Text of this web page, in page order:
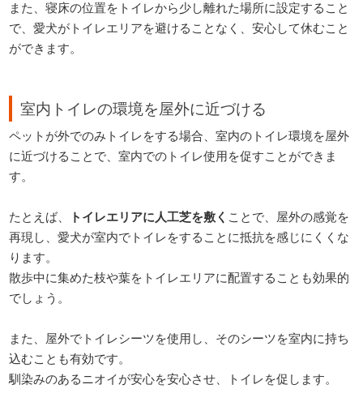
また、寝床の位置をトイレから少し離れた場所に設定すること
で、愛犬がトイレエリアを避けることなく、安心して休むこと
ができます。
室内トイレの環境を屋外に近づける
ペットが外でのみトイレをする場合、室内のトイレ環境を屋外
に近づけることで、室内でのトイレ使用を促すことができま
す。
たとえば、 トイレエリアに人工芝を敷く ことで、屋外の感覚を
再現し、愛犬が室内でトイレをすることに抵抗を感じにくくな
ります。
散歩中に集めた枝や葉をトイレエリアに配置することも効果的
でしょう。
また、屋外でトイレシーツを使用し、そのシーツを室内に持ち
込むことも有効です。
馴染みのあるニオイが安心を安心させ、トイレを促します。